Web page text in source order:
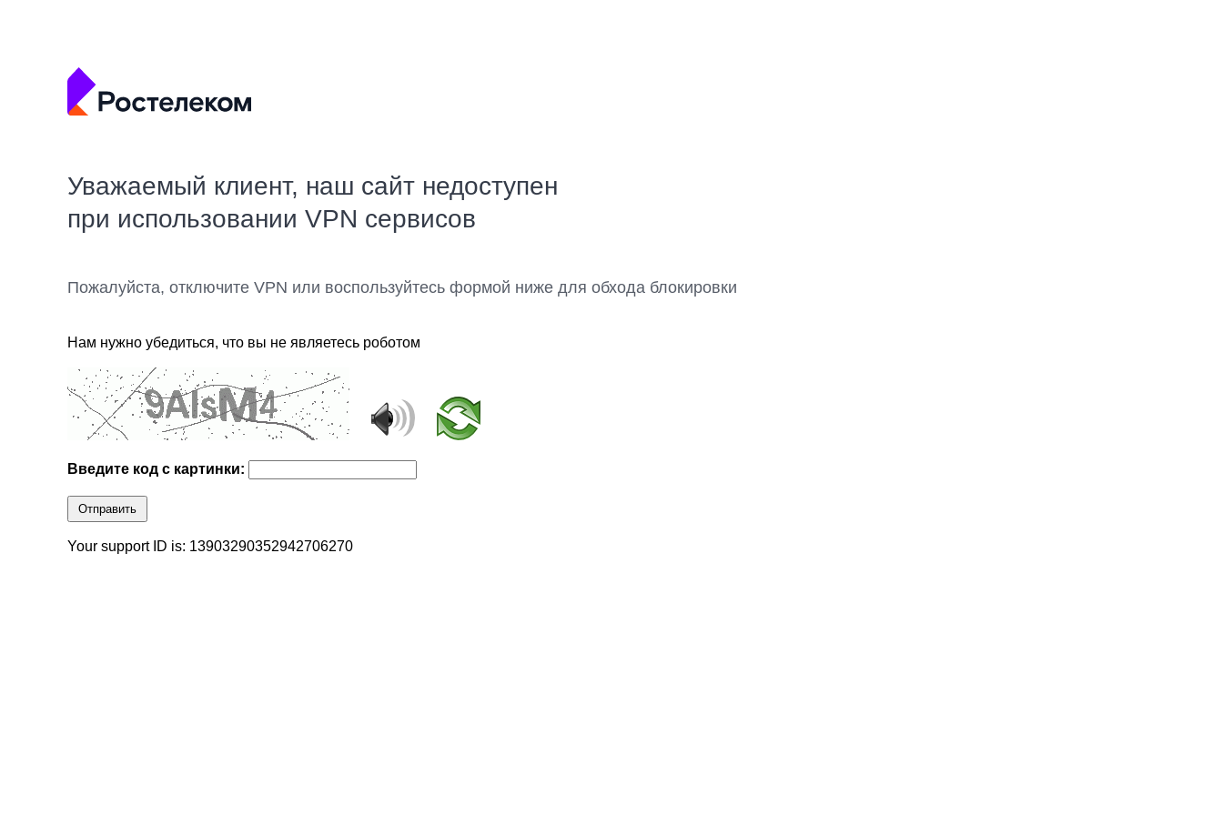
Уважаемый клиент, наш сайт недоступен
при использовании VPN сервисов
Пожалуйста, отключите VPN или воспользуйтесь формой ниже для обхода блокировки
Нам нужно убедиться, что вы не являетесь роботом
Введите код с картинки:
Отправить
Your support ID is: 13903290352942706270